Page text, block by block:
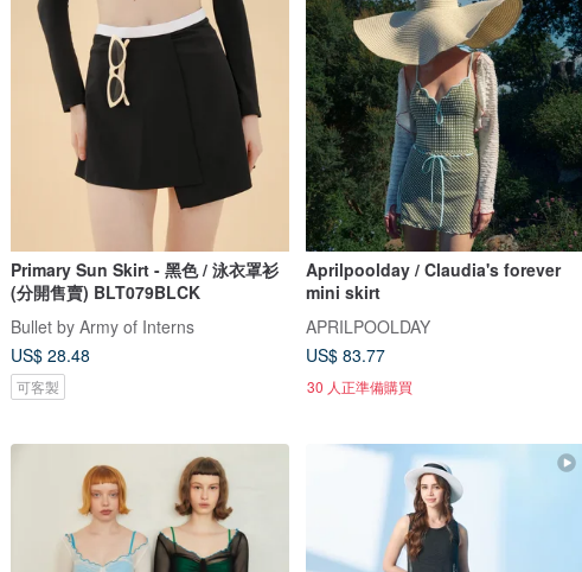
Primary Sun Skirt - 黑色 / 泳衣罩衫
(分開售賣) BLT079BLCK
Bullet by Army of Interns
US$ 28.48
可客製
Aprilpoolday / Claudia's forever
mini skirt
APRILPOOLDAY
US$ 83.77
30 人正準備購買